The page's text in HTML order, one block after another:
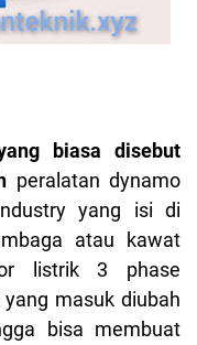
biasa disebut
peralatan dynamo
yang isi di
atau kawat
listrik 3 phase
masuk diubah
bisa membuat